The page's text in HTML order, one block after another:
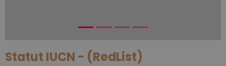
Statut IUCN - (RedList)